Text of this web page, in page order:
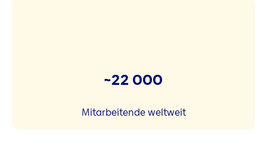
~22 000
Mitarbeitende weltweit